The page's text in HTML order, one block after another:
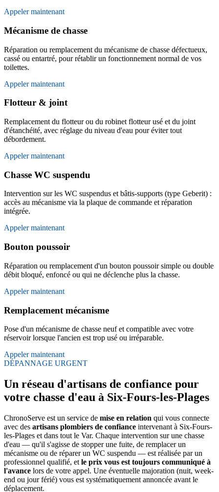
Appeler maintenant
Mécanisme de chasse
Réparation ou remplacement du mécanisme de chasse défectueux,
cassé ou entartré, pour rétablir un fonctionnement normal de vos
toilettes.
Appeler maintenant
Flotteur & joint
Remplacement du flotteur ou du robinet flotteur usé et du joint
d'étanchéité, avec réglage du niveau d'eau pour éviter tout
débordement.
Appeler maintenant
Chasse WC suspendu
Intervention sur les WC suspendus et bâtis-supports (type Geberit) :
accès au mécanisme via la plaque de commande et réparation
intégrée.
Appeler maintenant
Bouton poussoir
Réparation ou remplacement d'un bouton poussoir simple ou double
débit bloqué, enfoncé ou qui ne déclenche plus la chasse.
Appeler maintenant
Remplacement mécanisme
Pose d'un mécanisme de chasse neuf et compatible avec votre
réservoir lorsque l'ancien est trop usé ou irréparable.
Appeler maintenant
DÉPANNAGE URGENT
Un réseau d'artisans de confiance pour
votre chasse d'eau à Six-Fours-les-Plages
ChronoServe est un service de mise en relation qui vous connecte
avec des artisans plombiers de confiance intervenant à Six-Fours-
les-Plages et dans tout le Var. Chaque intervention sur une chasse
d'eau — qu'il s'agisse de stopper une fuite, de remplacer un
mécanisme ou de réparer un WC suspendu — est réalisée par un
professionnel qualifié, et le prix vous est toujours communiqué à
l'avance lors de votre appel. Une éventuelle majoration (nuit, week-
end ou jour férié) vous est systématiquement annoncée avant le
déplacement.